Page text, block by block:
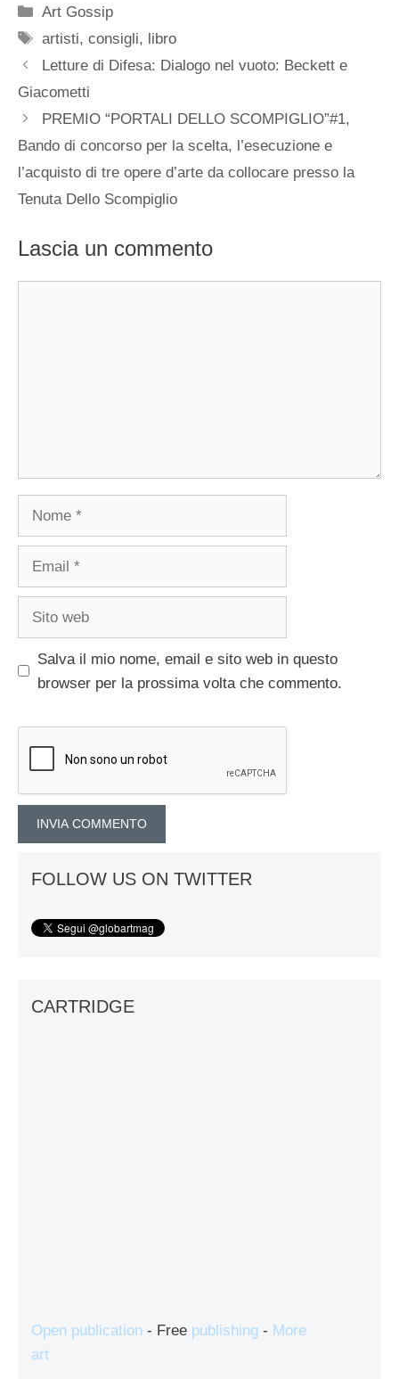
Categorie
Art Gossip
Tag
artisti,consigli, libro
Letture di Difesa: Dialogo nel vuoto: Beckett e
Giacometti
PREMIO “PORTALI DELLO SCOMPIGLIO”#1,
Bando di concorso per la scelta, l’esecuzione e
l’acquisto di tre opere d’arte da collocare presso la
Tenuta Dello Scompiglio
Lascia un commento
Salva il mio nome, email e sito web in questo
browser per la prossima volta che commento.
FOLLOW US ON TWITTER
CARTRIDGE
Open publication - Free publishing - More
art